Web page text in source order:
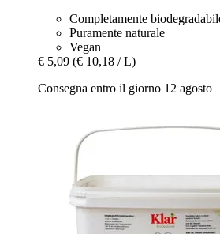
Completamente
Puramente naturale
Vegan
€ 5,09 (€ 10,18 / L)
Consegna entro il giorno 12 agosto